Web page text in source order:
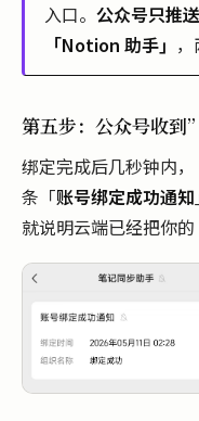
入口。 公众号只推
「Notion 助手」
第五步：公众号收到
绑定完成后几秒钟内，
条「账号绑定成功通知
就说明云端已经把你